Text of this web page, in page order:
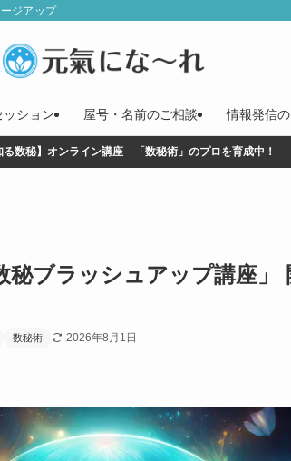
ジアップ
ッション 屋号・名前のご相談 情報発信
る数秘】オンライン講座 「数秘術」のプロを育成中！
ブラッシュアップ講座」
数秘術 2026年8月1日